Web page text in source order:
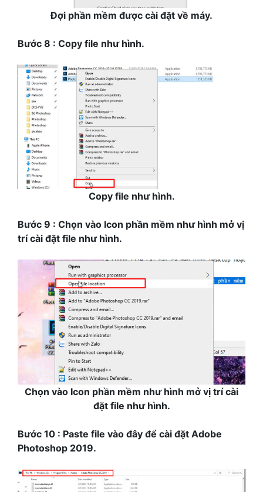
Đợi phần mềm được cài đặt về máy.
Bước 8 : Copy file như hình.
Copy file như hình.
Bước 9 : Chọn vào Icon phần mềm như hình mở vị
trí cài đặt file như hình.
Chọn vào Icon phần mềm như hình mở vị trí cài
đặt file như hình.
Bước 10 : Paste file vào đây để cài đặt Adobe
Photoshop 2019.